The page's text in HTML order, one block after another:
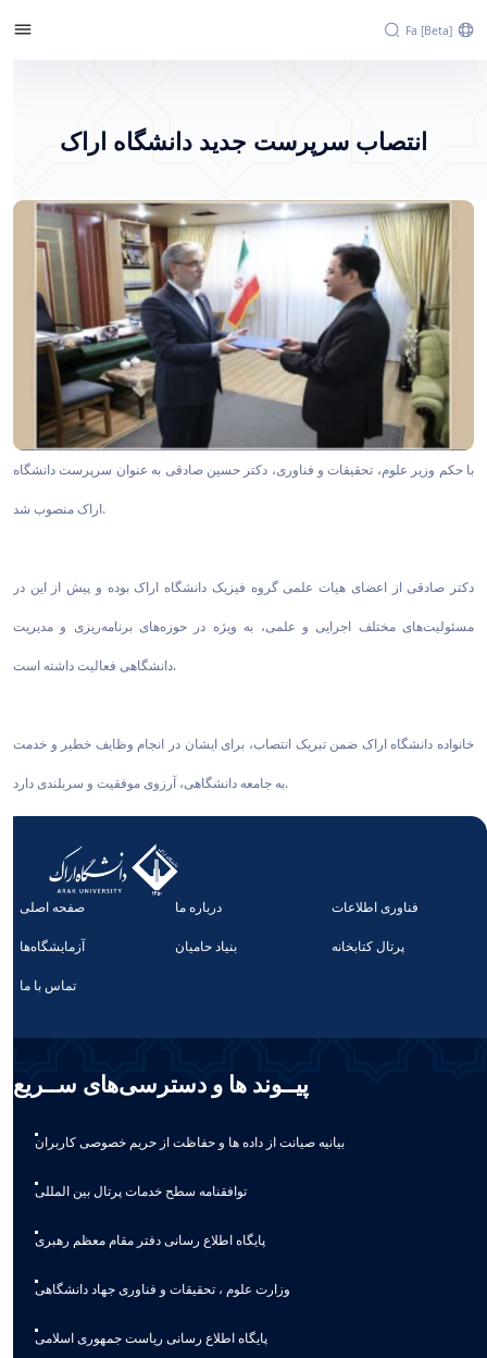
Fa [beta]
خبری دانشگاه اراک
انتصاب سرپرست جدید دانشگاه اراک
با حکم وزیر علوم، تحقیقات و فناوری، دکتر حسین صادقی به عنوان سرپرست دانشگاه
اراک منصوب شد.
دکتر صادقی از اعضای هیات علمی گروه فیزیک دانشگاه اراک بوده و پیش از این در
مسئولیت‌های مختلف اجرایی و علمی، به ویژه در حوزه‌های برنامه‌ریزی و مدیریت
دانشگاهی فعالیت داشته است.
خانواده دانشگاه اراک ضمن تبریک انتصاب، برای ایشان در انجام وظایف خطیر و خدمت
به جامعه دانشگاهی، آرزوی موفقیت و سربلندی دارد.
صفحه اصلی درباره ما فناوری اطلاعات
آزمایشگاه‌ها بنیاد حامیان پرتال کتابخانه
تماس با ما
پیــوند ها و دسترسی‌های ســریع
بیانیه صيانت از داده ها و حفاظت از حريم خصوصی كاربران
توافقنامه سطح خدمات پرتال بین المللی
پایگاه اطلاع رسانی دفتر مقام معظم رهبری
وزارت علوم ، تحقیقات و فناوری جهاد دانشگاهی
پایگاه اطلاع رسانی ریاست جمهوری اسلامی